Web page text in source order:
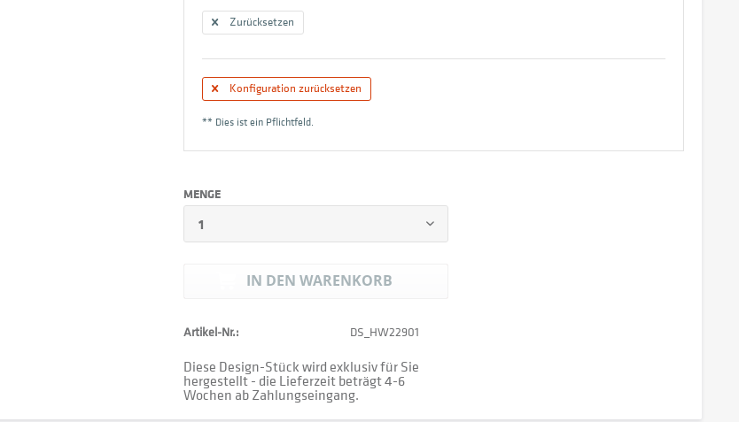
Zurücksetzen
Konfiguration zurücksetzen
** Dies ist ein Pflichtfeld.
MENGE
IN DEN WARENKORB
Artikel-Nr.: DS_HW22901
Diese Design-Stück wird exklusiv für Sie
hergestellt - die Lieferzeit beträgt 4-6
Wochen ab Zahlungseingang.